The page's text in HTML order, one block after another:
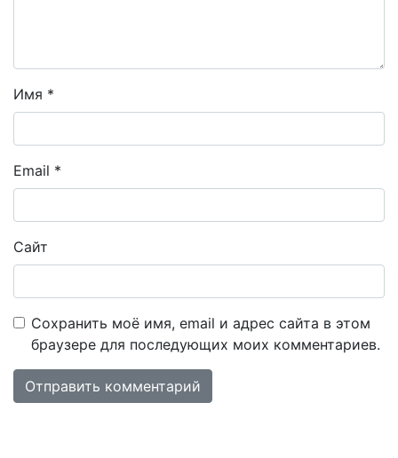
Имя *
Email *
Сайт
Сохранить моё имя, email и адрес сайта в этом
браузере для последующих моих комментариев.